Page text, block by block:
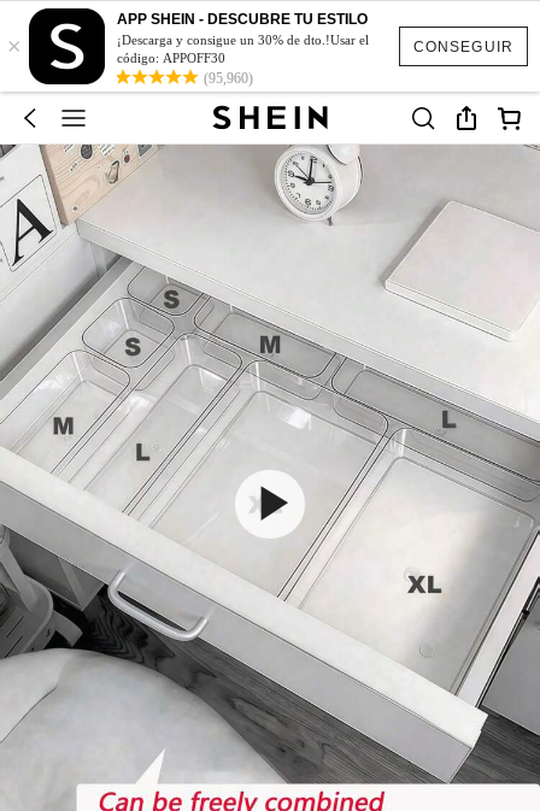
CONSEGUIR
×
APP SHEIN - DESCUBRE TU ESTILO
¡Descarga y consigue un 30% de dto.!Usar el
código: APPOFF30
(95,960)